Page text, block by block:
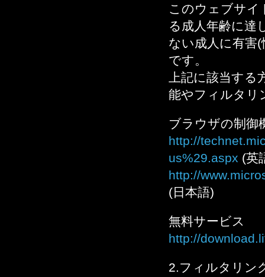
このウェブサイ
る成人年齢に達
ない成人に有害
です。
上記に該当す
能やフィルタリ
ブラウザの制御
http://
us%29.aspx (英
http://
(日本語)
無料サービス
http://
2.フィルタリン